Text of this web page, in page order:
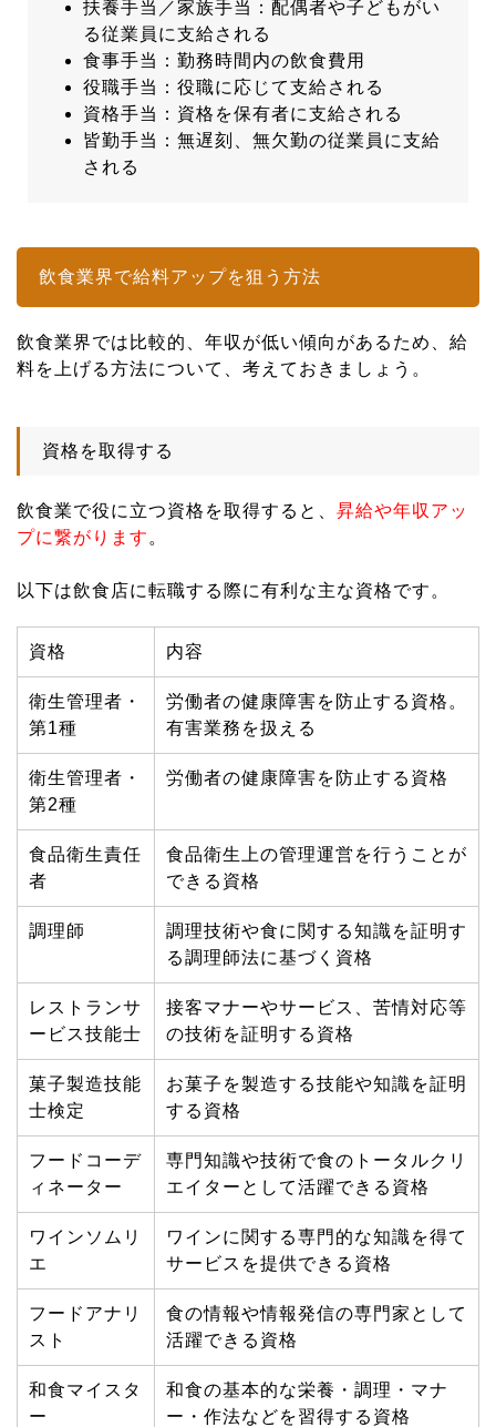
扶養手当／家族手当：配偶者や子どもがい
る従業員に支給される
食事手当：勤務時間内の飲食費用
役職手当：役職に応じて支給される
資格手当：資格を保有者に支給される
皆勤手当：無遅刻、無欠勤の従業員に支給
される
飲食業界で給料アップを狙う方法
飲食業界では比較的、年収が低い傾向があるため、給
料を上げる方法について、考えておきましょう。
資格を取得する
飲食業で役に立つ資格を取得すると、 昇給や年収アッ
プに繋がります 。
以下は飲食店に転職する際に有利な主な資格です。
資格 内容
衛生管理者・
第1種
労働者の健康障害を防止する資格。
有害業務を扱える
衛生管理者・
第2種
労働者の健康障害を防止する資格
食品衛生責任
者
食品衛生上の管理運営を行うことが
できる資格
調理師
調理技術や食に関する知識を証明す
る調理師法に基づく資格
レストランサ
ービス技能士
接客マナーやサービス、苦情対応等
の技術を証明する資格
菓子製造技能
士検定
お菓子を製造する技能や知識を証明
する資格
フードコーデ
ィネーター
専門知識や技術で食のトータルクリ
エイターとして活躍できる資格
ワインソムリ
エ
ワインに関する専門的な知識を得て
サービスを提供できる資格
フードアナリ
スト
食の情報や情報発信の専門家として
活躍できる資格
和食マイスタ
ー
和食の基本的な栄養・調理・マナ
ー・作法などを習得する資格